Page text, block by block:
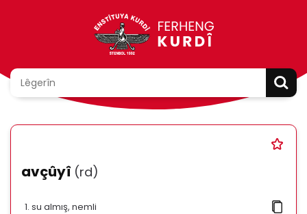
avçûyî (rd)
su almış, nemli